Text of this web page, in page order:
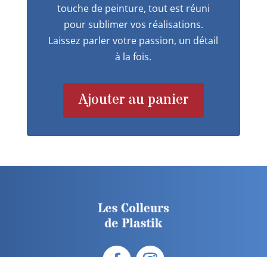
touche de peinture, tout est réuni
pour sublimer vos réalisations.
Laissez parler votre passion, un détail
à la fois.
Ajouter au panier